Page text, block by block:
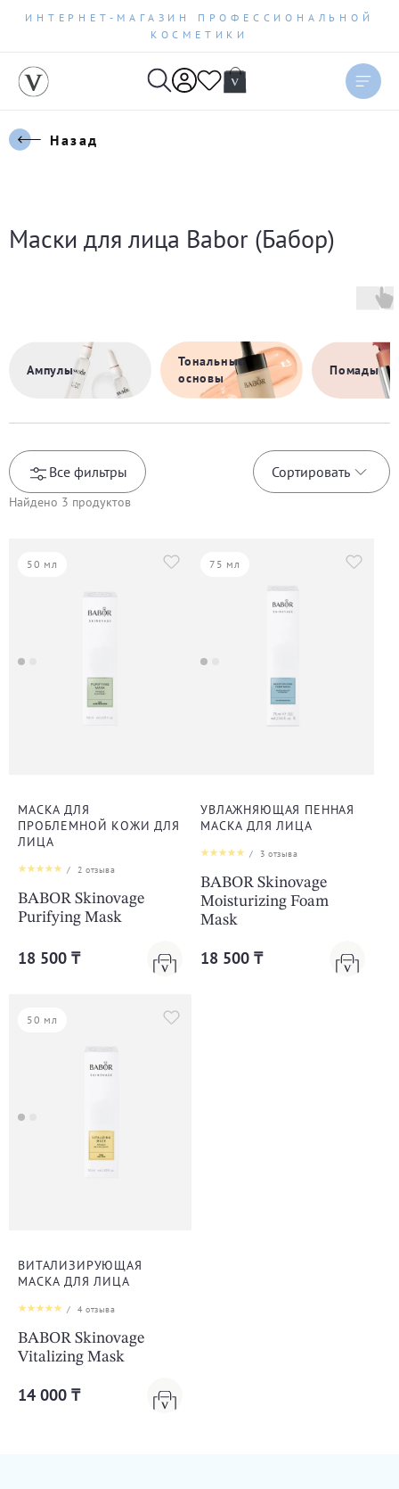
ИНТЕРНЕТ-МАГАЗИН ПРОФЕССИОНАЛЬНОЙ
КОСМЕТИКИ
Назад
Маски для лица Babor (Бабор)
Ампулы
Тональные
основы
Помады
Все фильтры Сортировать
Новинки
По рейтингу
Найдено 3 продуктов
50 мл
МАСКА ДЛЯ
ПРОБЛЕМНОЙ КОЖИ ДЛЯ
ЛИЦА
/ 2 отзыва
BABOR Skinovage
Purifying Mask
18 500 ₸
75 мл
УВЛАЖНЯЮЩАЯ ПЕННАЯ
МАСКА ДЛЯ ЛИЦА
/ 3 отзыва
BABOR Skinovage
Moisturizing Foam
Mask
18 500 ₸
50 мл
ВИТАЛИЗИРУЮЩАЯ
МАСКА ДЛЯ ЛИЦА
/ 4отзыва
BABOR Skinovage
Vitalizing Mask
14 000 ₸